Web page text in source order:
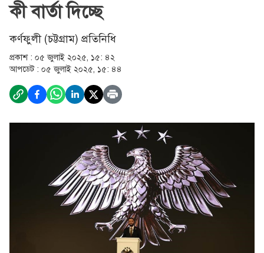
কী বার্তা দিচ্ছে
কর্ণফুলী (চট্টগ্রাম) প্রতিনিধি
প্রকাশ : ০৫ জুলাই ২০২৫, ১৫: ৪২
আপডেট : ০৫ জুলাই ২০২৫, ১৫: ৪৪